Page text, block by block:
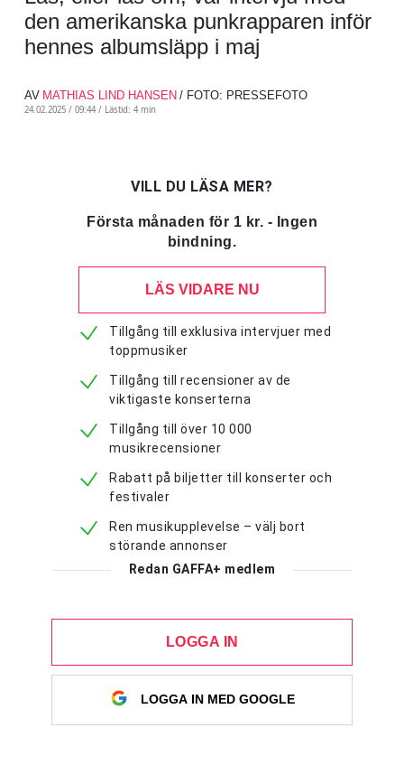
den amerikanska punkrapparen inför
hennes albumsläpp i maj
AV MATHIAS LIND HANSEN / FOTO: PRESSEFOTO
24.02.2025 / 09:44 / Lästid: 4 min
VILL DU LÄSA MER?
Första månaden för 1 kr. - Ingen
bindning.
LÄS VIDARE NU
Tillgång till exklusiva intervjuer med
toppmusiker
Tillgång till recensioner av de
viktigaste konserterna
Tillgång till över 10 000
musikrecensioner
Rabatt på biljetter till konserter och
festivaler
Ren musikupplevelse – välj bort
störande annonser
Redan GAFFA+ medlem
LOGGA IN
LOGGA IN MED GOOGLE